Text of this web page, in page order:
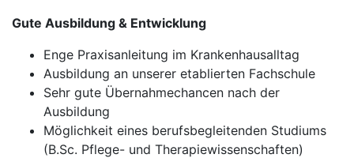
Gute Ausbildung & Entwicklung
Enge Praxisanleitung im Krankenhausalltag
Ausbildung an unserer etablierten Fachschule
Sehr gute Übernahmechancen nach der
Ausbildung
Möglichkeit eines berufsbegleitenden Studiums
(B.Sc. Pflege- und Therapiewissenschaften)